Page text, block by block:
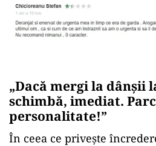
„Dacă mergi la dânșii
schimbă, imediat.
personalitate!”
În ceea ce privește